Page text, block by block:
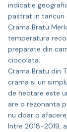
indicatie
pastrat in tancuri
Crama Bratu
temperatura
preparate din
ciocolata.
Crama Bratu din
crama si un
de hectare este
are o rezonanta
nu doar o
Intre 2018-2019,